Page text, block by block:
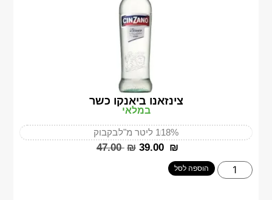
צינזאנו ביאנקו כשר
במלאי
18% 1 ליטר מ"ל בקבוק
‎47.00 ₪ ‎39.00 ₪
הוספה לסל